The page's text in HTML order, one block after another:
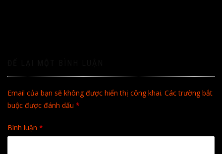
Email của bạn sẽ không được hiển thị công khai. Các trường bắt
buộc được đánh dấu *
Bình luận *